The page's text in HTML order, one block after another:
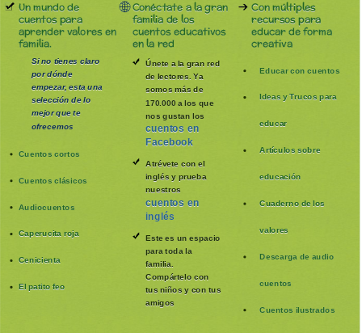
Un mundo de
cuentos para
aprender valores en
familia.
Si no tienes claro
por dónde
empezar, esta una
selección de lo
mejor que te
ofrecemos
Cuentos cortos
Cuentos clásicos
Audiocuentos
Caperucita roja
Cenicienta
El patito feo
Conéctate a la gran
familia de los
cuentos educativos
en la red
Únete a la gran red
de lectores. Ya
somos más de
170.000 a los que
nos gustan los
cuentos en
Facebook
Atrévete con el
inglés y prueba
nuestros
cuentos en
inglés
Este es un espacio
para toda la
familia
Compártelo con
tus niños y con tus
amigos
Con múltiples
recursos para
educar de forma
creativa
Educar con cuentos
Ideas y Trucos para
educar
Artículos sobre
educación
Cuaderno de los
valores
Descarga de audio
cuentos
Cuentos ilustrados